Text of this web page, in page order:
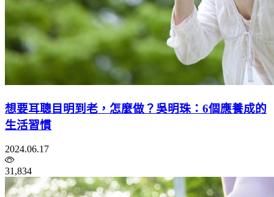
想要耳聰目明到老，怎麼做？吳明珠：6個應養成的
生活習慣
2024.06.17
31,834